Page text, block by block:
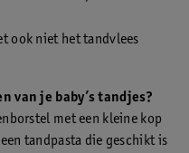
ook niet het tandvlees
van je baby’s tandjes?
met een kleine kop
tandpasta die geschikt is